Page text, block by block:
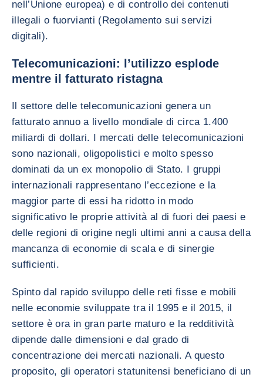
nell’Unione europea) e di controllo dei contenuti
illegali o fuorvianti (Regolamento sui servizi
digitali).
Telecomunicazioni: l’utilizzo esplode
mentre il fatturato ristagna
Il settore delle telecomunicazioni genera un
fatturato annuo a livello mondiale di circa 1.400
miliardi di dollari. I mercati delle telecomunicazioni
sono nazionali, oligopolistici e molto spesso
dominati da un ex monopolio di Stato. I gruppi
internazionali rappresentano l’eccezione e la
maggior parte di essi ha ridotto in modo
significativo le proprie attività al di fuori dei paesi e
delle regioni di origine negli ultimi anni a causa della
mancanza di economie di scala e di sinergie
sufficienti.
Spinto dal rapido sviluppo delle reti fisse e mobili
nelle economie sviluppate tra il 1995 e il 2015, il
settore è ora in gran parte maturo e la redditività
dipende dalle dimensioni e dal grado di
concentrazione dei mercati nazionali. A questo
proposito, gli operatori statunitensi beneficiano di un